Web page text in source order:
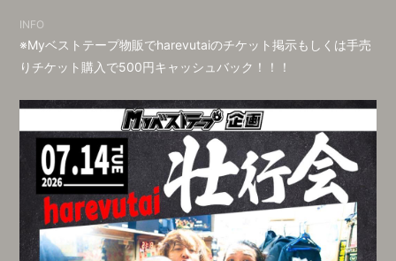
INFO
※Myベストテープ物販でharevutaiのチケット掲示もしくは手売
りチケット購入で500円キャッシュバック！！！